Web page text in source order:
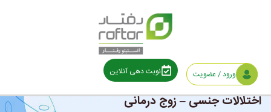
ورود / عضویت نوبت دهی آنلاین
اختلالات جنسی – زوج درمانی